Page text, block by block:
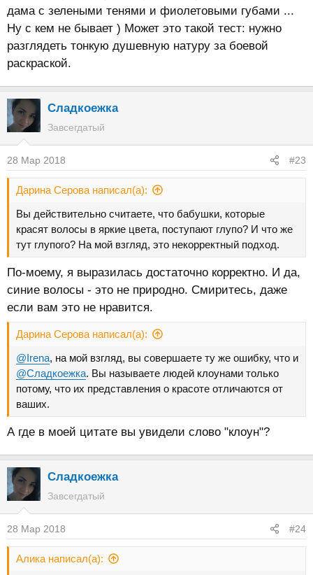
дама с зелеными тенями и фиолетовыми губами ...
Ну с кем не бывает ) Может это такой тест: нужно
разглядеть тонкую душевную натуру за боевой
раскраской.
Сладкоежка
Завсегдатый
28 Мар 2018 #23
Дарина Серова написал(а):
Вы действительно считаете, что бабушки, которые
красят волосы в яркие цвета, поступают глупо? И что же
тут глупого? На мой взгляд, это некорректный подход.
По-моему, я выразилась достаточно корректно. И да,
синие волосы - это не природно. Смиритесь, даже
если вам это не нравится.
Дарина Серова написал(а):
@Irena, на мой взгляд, вы совершаете ту же ошибку, что и
@Сладкоежка. Вы называете людей клоунами только
потому, что их представления о красоте отличаются от
ваших.
А где в моей цитате вы увидели слово "клоун"?
Сладкоежка
Завсегдатый
28 Мар 2018 #24
Алика написал(а):